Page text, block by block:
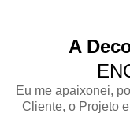
A
Eu me apaixonei,
Cliente, o Projeto